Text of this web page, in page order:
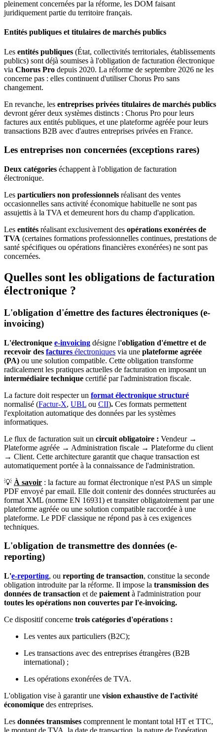
pleinement concernées par la réforme, les DOM faisant
juridiquement partie du territoire français.
Entités publiques et titulaires de marchés publics
Les entités publiques (État, collectivités territoriales, établissements
publics) sont déjà soumises à l'obligation de facturation électronique
via Chorus Pro depuis 2020. La réforme de septembre 2026 ne les
concerne pas : elles continuent d'utiliser Chorus Pro sans
changement.
En revanche, les entreprises privées titulaires de marchés publics
devront gérer deux systèmes distincts : Chorus Pro pour leurs
factures aux entités publiques, et une plateforme agréée pour leurs
transactions B2B avec d'autres entreprises privées en France.
Les entreprises non concernées (exceptions rares)
Deux catégories échappent à l'obligation de facturation
électronique.
Les particuliers non professionnels réalisant des ventes
occasionnelles sans activité économique habituelle ne sont pas
assujettis à la TVA et demeurent hors du champ d'application.
Les entités réalisant exclusivement des opérations exonérées de
TVA (certaines formations professionnelles continues, prestations de
santé spécifiques ou opérations financières exonérées) ne sont pas
concernées.
Quelles sont les obligations de facturation
électronique ?
L'obligation d'émettre des factures électroniques (e-
invoicing)
L'électronique e-invoicing désigne l'obligation d'émettre et de
recevoir des factures électroniques via une plateforme agréée
(PA) ou une solution compatible. Cette obligation transforme
radicalement les pratiques actuelles de facturation en imposant un
intermédiaire technique certifié par l'administration fiscale.
La facture doit respecter un format électronique structuré
normalisé (Factur-X, UBL ou CII). Ces formats permettent
l'exploitation automatique des données par les systèmes
informatiques.
Le flux de facturation suit un circuit obligatoire : Vendeur →
Plateforme agréée → Administration fiscale → Plateforme du client
→ Client. Cette architecture garantit que chaque transaction est
automatiquement portée à la connaissance de l'administration.
💡 À savoir : la facture au format électronique n'est PAS un simple
PDF envoyé par email. Elle doit contenir des données structurées au
format XML (norme EN 16931) et transiter obligatoirement par une
plateforme agréée ou une solution compatible raccordée à une
plateforme. Le PDF classique ne répond pas à ces exigences
techniques.
L'obligation de transmettre des données (e-
reporting)
L'e-reporting, ou reporting de transaction, constitue la seconde
obligation introduite par la réforme. Il impose la transmission des
données de transaction et de paiement à l'administration pour
toutes les opérations non couvertes par l'e-invoicing.
Ce dispositif concerne trois catégories d'opérations :
Les ventes aux particuliers (B2C);
Les transactions avec des entreprises étrangères (B2B
international) ;
Les opérations exonérées de TVA.
L'obligation vise à garantir une vision exhaustive de l'activité
économique des entreprises.
Les données transmises comprennent le montant total HT et TTC,
le montant de TVA, la date de transaction, la nature de l'opération